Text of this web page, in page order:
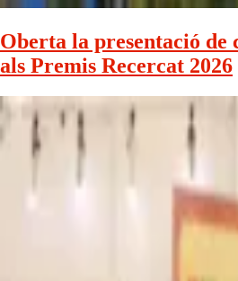
Oberta la presentació de
als Premis Recercat 2026